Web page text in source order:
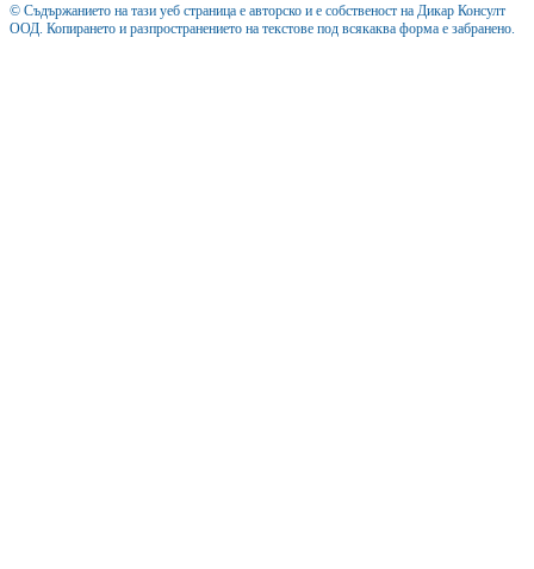
© Съдържанието на тази уеб страница е авторско и е собственост на Дикар Консулт
ООД. Копирането и разпространението на текстове под всякаква форма е забранено.